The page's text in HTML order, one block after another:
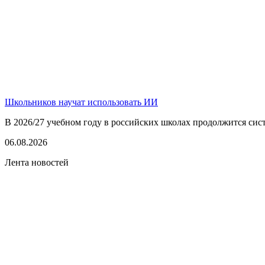
Школьников научат использовать ИИ
В 2026/27 учебном году в российских школах продолжится
06.08.2026
Лента новостей